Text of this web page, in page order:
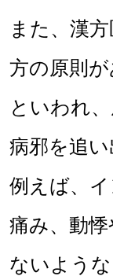
また、漢
方の原則
といわれ
病邪を追
例えば、
痛み、動
ないよう